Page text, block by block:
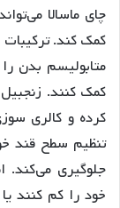
چای ماسالا
کمک کند. ترکیبات
متابولیسم بدن
کمک کنند.
کرده و کالری
تنظیم سطح قند
جلوگیری می‌کند.
خود را کم کنند